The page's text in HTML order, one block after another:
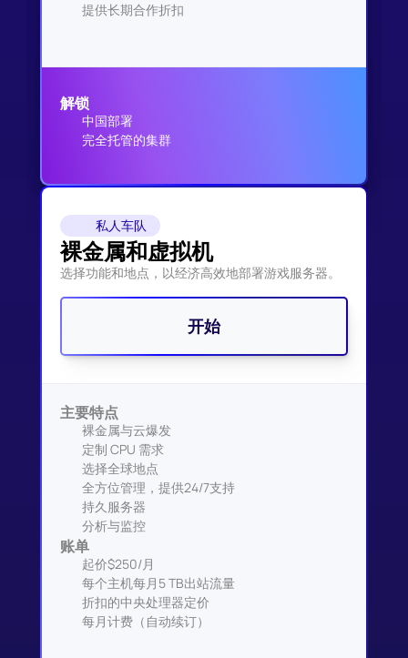
提供长期合作折扣
解锁
中国部署
完全托管的集群
私人车队
裸金属和虚拟机
选择功能和地点，以经济高效地部署游戏服务器。
开始
主要特点
裸金属与云爆发
定制 CPU 需求
选择全球地点
全方位管理，提供24/7支持
持久服务器
分析与监控
账单
起价$250/月
每个主机每月5 TB出站流量
折扣的中央处理器定价
每月计费（自动续订）